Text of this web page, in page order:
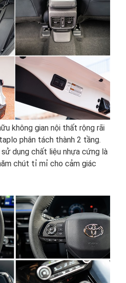
không gian nội thất rộng rãi
phân tách thành 2 tầng.
dụng chất liệu nhựa cứng là
chút tỉ mỉ cho cảm giác